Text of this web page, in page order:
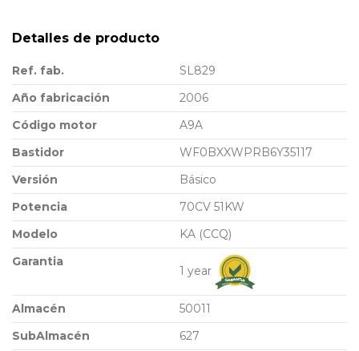
Detalles de producto
Ref. fab.
SL829
Año fabricación
2006
Código motor
A9A
Bastidor
WF0BXXWPRB6Y35117
Versión
Básico
Potencia
70CV 51KW
Modelo
KA (CCQ)
Garantia
1 year
Almacén
50011
SubAlmacén
627